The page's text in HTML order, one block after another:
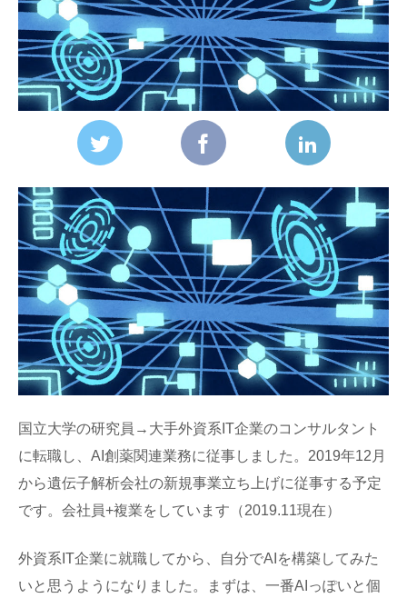
国立大学の研究員→大手外資系IT企業のコンサルタント
に転職し、AI創薬関連業務に従事しました。2019年12月
から遺伝子解析会社の新規事業立ち上げに従事する予定
です。会社員+複業をしています（2019.11現在）
外資系IT企業に就職してから、自分でAIを構築してみた
いと思うようになりました。まずは、一番AIっぽいと個